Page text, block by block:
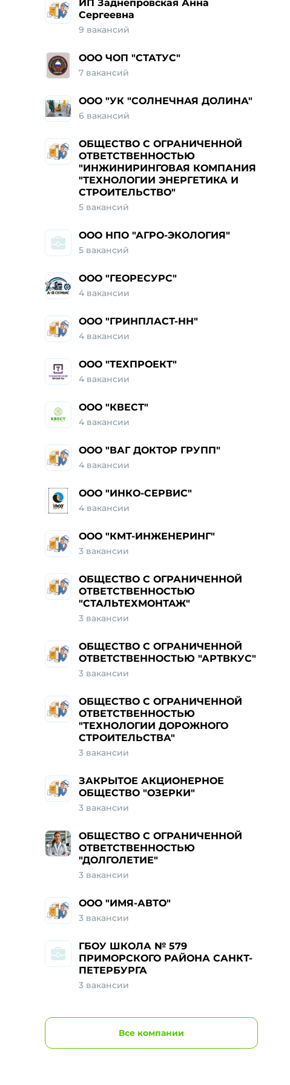
ИП Заднепровская Анна
Сергеевна
9 вакансий
ООО ЧОП "СТАТУС"
7 вакансий
ООО "УК "СОЛНЕЧНАЯ ДОЛИНА"
6 вакансий
ОБЩЕСТВО С ОГРАНИЧЕННОЙ
ОТВЕТСТВЕННОСТЬЮ
"ИНЖИНИРИНГОВАЯ КОМПАНИЯ
"ТЕХНОЛОГИИ ЭНЕРГЕТИКА И
СТРОИТЕЛЬСТВО"
5 вакансий
ООО НПО "АГРО-ЭКОЛОГИЯ"
5 вакансий
ООО "ГЕОРЕСУРС"
4 вакансии
ООО "ГРИНПЛАСТ-НН"
4 вакансии
ООО "ТЕХПРОЕКТ"
4 вакансии
ООО "КВЕСТ"
4 вакансии
ООО "ВАГ ДОКТОР ГРУПП"
4 вакансии
ООО "ИНКО-СЕРВИС"
4 вакансии
ООО "КМТ-ИНЖЕНЕРИНГ"
3 вакансии
ОБЩЕСТВО С ОГРАНИЧЕННОЙ
ОТВЕТСТВЕННОСТЬЮ
"СТАЛЬТЕХМОНТАЖ"
3 вакансии
ОБЩЕСТВО С ОГРАНИЧЕННОЙ
ОТВЕТСТВЕННОСТЬЮ "АРТВКУС"
3 вакансии
ОБЩЕСТВО С ОГРАНИЧЕННОЙ
ОТВЕТСТВЕННОСТЬЮ
"ТЕХНОЛОГИИ ДОРОЖНОГО
СТРОИТЕЛЬСТВА"
3 вакансии
ЗАКРЫТОЕ АКЦИОНЕРНОЕ
ОБЩЕСТВО "ОЗЕРКИ"
3 вакансии
ОБЩЕСТВО С ОГРАНИЧЕННОЙ
ОТВЕТСТВЕННОСТЬЮ
"ДОЛГОЛЕТИЕ"
3 вакансии
ООО "ИМЯ-АВТО"
3 вакансии
ГБОУ ШКОЛА № 579
ПРИМОРСКОГО РАЙОНА САНКТ-
ПЕТЕРБУРГА
3 вакансии
Все компании